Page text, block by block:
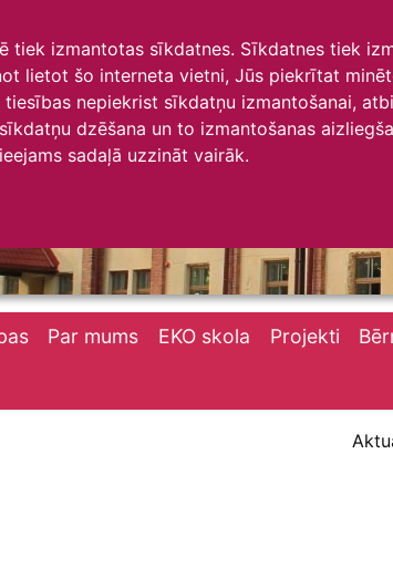
tiek izmantotas sīkdatnes. Sīkdatnes tiek
lietot šo interneta vietni, Jūs piekrītat
tiesības nepiekrist sīkdatņu izmantošanai,
dzēšana un to izmantošanas
sadaļā uzzināt vairāk.
Par mums EKO skola Projekti